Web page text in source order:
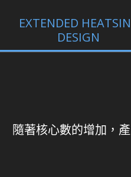
EXTENDED
DESIGN
隨著核心數的增加，